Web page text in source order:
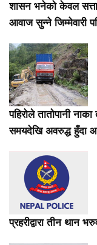
शासन भनेको केवल
आवाज सुन्ने जिम्मेवारी
पहिरोले तातोपानी
समयदेखि अवरुद्ध हुँदा
प्रहरीद्वारा तीन थान